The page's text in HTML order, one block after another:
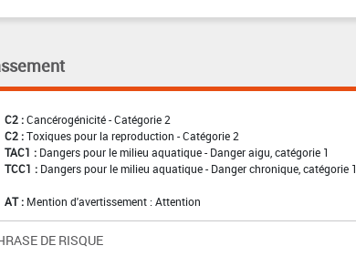
C2 : Cancérogénicité - Catégorie 2
C2 : Toxiques pour la reproduction - Catégorie 2
TAC1 : Dangers pour le milieu aquatique - Danger aigu, catégorie 1
TCC1 : Dangers pour le milieu aquatique - Danger chronique, catégorie 1
AT : Mention d'avertissement : Attention
DE RISQUE